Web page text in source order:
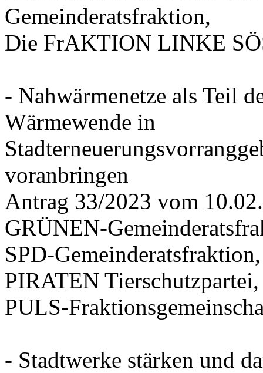
Gemeinderatsfraktion,
Die FrAKTION LINKE
- Nahwärmenetze als Teil
Wärmewende in
voranbringen
Antrag 33/2023 vom
GRÜNEN-
SPD-
PIRATEN Tierschutzpartei,
PULS-
- Stadtwerke stärken und